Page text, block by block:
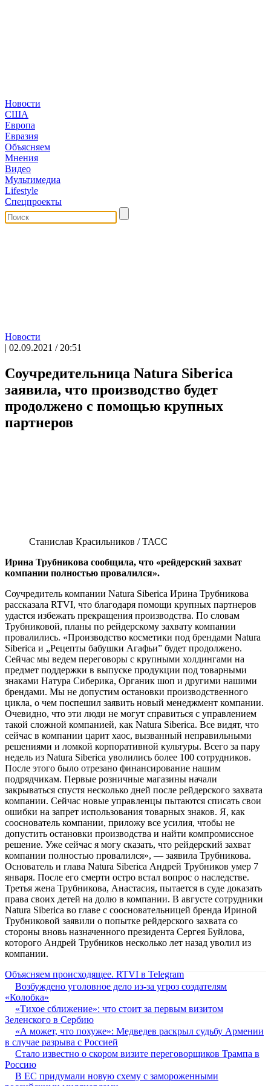
Новости
США
Европа
Евразия
Объясняем
Мнения
Видео
Мультимедиа
Lifestyle
Спецпроекты
Новости
| 02.09.2021 / 20:51
Cоучредительница Natura Siberica
заявила, что производство будет
продолжено с помощью крупных
партнеров
Станислав Красильников / ТАСС
Ирина Трубникова сообщила, что «рейдерский захват
компании полностью провалился».
Соучредитель компании Natura Siberica Ирина Трубникова
рассказала RTVI, что благодаря помощи крупных партнеров
удастся избежать прекращения производства. По словам
Трубниковой, планы по рейдерскому захвату компании
провалились. «Производство косметики под брендами Natura
Siberica и „Рецепты бабушки Агафьи” будет продолжено.
Сейчас мы ведем переговоры с крупными холдингами на
предмет поддержки в выпуске продукции под товарными
знаками Натура Сиберика, Органик шоп и другими нашими
брендами. Мы не допустим остановки производственного
цикла, о чем поспешил заявить новый менеджмент компании.
Очевидно, что эти люди не могут справиться с управлением
такой сложной компанией, как Natura Siberica. Все видят, что
сейчас в компании царит хаос, вызванный неправильными
решениями и ломкой корпоративной культуры. Всего за пару
недель из Natura Siberica уволились более 100 сотрудников.
После этого было отрезано финансирование нашим
подрядчикам. Первые розничные магазины начали
закрываться спустя несколько дней после рейдерского захвата
компании. Сейчас новые управленцы пытаются списать свои
ошибки на запрет использования товарных знаков. Я, как
сооснователь компании, приложу все усилия, чтобы не
допустить остановки производства и найти компромиссное
решение. Уже сейчас я могу сказать, что рейдерский захват
компании полностью провалился», — заявила Трубникова.
Основатель и глава Natura Siberica Андрей Трубников умер 7
января. После его смерти остро встал вопрос о наследстве.
Третья жена Трубникова, Анастасия, пытается в суде доказать
права своих детей на долю в компании. В августе сотрудники
Natura Siberica во главе с соосновательницей бренда Ириной
Трубниковой заявили о попытке рейдерского захвата со
стороны вновь назначенного президента Сергея Буйлова,
которого Андрей Трубников несколько лет назад уволил из
компании.
Объясняем происходящее. RTVI в Telegram
Возбуждено уголовное дело из-за угроз создателям
«Колобка»
«Тихое сближение»: что стоит за первым визитом
Зеленского в Сербию
«А может, что похуже»: Медведев раскрыл судьбу Армении
в случае разрыва с Россией
Стало известно о скором визите переговорщиков Трампа в
Россию
В ЕС придумали новую схему с замороженными